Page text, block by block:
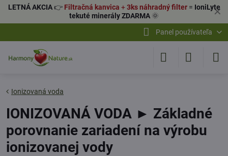
✕
LETNÁ AKCIA👉 Filtračná kanvica +3ks náhradný filter= IoniLyte
tekuté minerály ZDARMA 🌞
Panel používateľa
Ionizovaná voda
IONIZOVANÁ VODA ► Základné
porovnanie zariadení na výrobu
ionizovanej vody